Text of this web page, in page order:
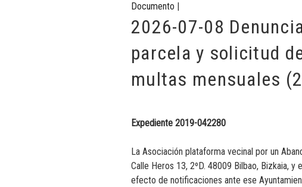
Documento |
2026-07-08
parcela y solicitud
multas mensuales
Expediente 2019-042280
La Asociación plataforma vecinal por un
Calle Heros 13, 2ºD. 48009 Bilbao, Bizkaia, y
efecto de notificaciones ante ese